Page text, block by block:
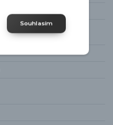
Souhlasím